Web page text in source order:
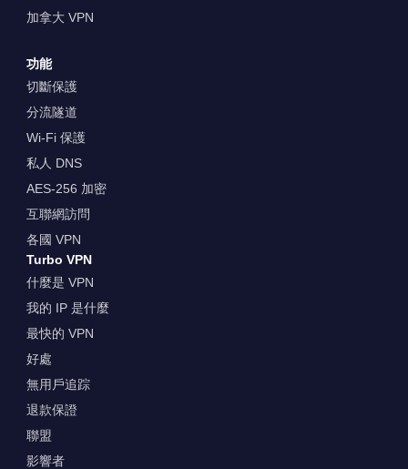
加拿大 VPN
功能
切斷保護
分流隧道
Wi-Fi 保護
私人 DNS
AES-256 加密
互聯網訪問
各國 VPN
Turbo VPN
什麼是 VPN
我的 IP 是什麼
最快的 VPN
好處
無用戶追踪
退款保證
聯盟
影響者